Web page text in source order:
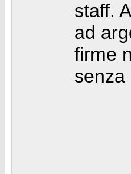
staff.
ad
firme
senza